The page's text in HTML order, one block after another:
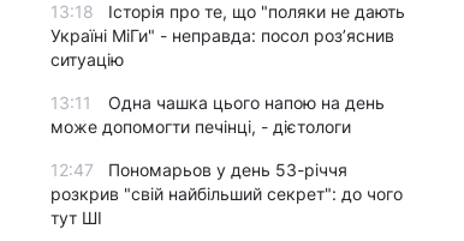
13:18
Історія про те, що "поляки не дають
Україні МіГи" - неправда: посол роз’яснив
ситуацію
13:11
Одна чашка цього напою на день
може допомогти печінці, - дієтологи
12:47
Пономарьов у день 53-річчя
розкрив "свій найбільший секрет": до чого
тут ШІ